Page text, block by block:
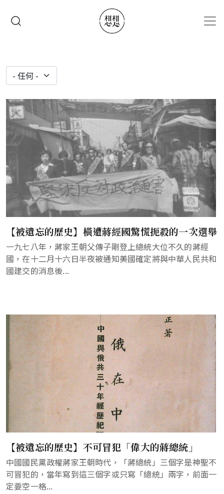
【被遺忘的歷史】橫遭蔣經國驚慌扼殺的一次選舉
一九七八年，蔣家王朝父傳子剛登上總統大位不久的蔣經
國，在十二月十六日半夜被通知美國確定將與中華人民共和
國建交的消息後...
【被遺忘的歷史】不可冒犯「偉大的蔣總統」
中國國民黨政權蔣家王朝時代，「蔣總統」三個字是神聖不
可冒犯的，當年寫到這三個字或只寫「總統」兩字，前面一
定要空一格...